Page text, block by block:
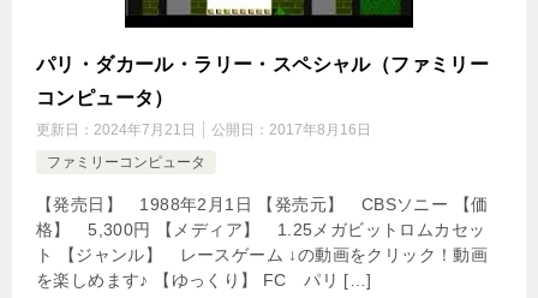
パリ・ダカール・ラリー・スペシャル（ファミリー
コンピュータ）
更新日： 2024年7月21日 公開日： 2017年8月16日
ファミリーコンピュータ
【発売日】 1988年2月1日 【発売元】 CBSソニー 【価
格】 5,300円 【メディア】 1.25メガビットロムカセッ
ト 【ジャンル】 レースゲーム ↓の動画をクリック！動画
を楽しめます♪ 【ゆっくり】 FC パリ […]